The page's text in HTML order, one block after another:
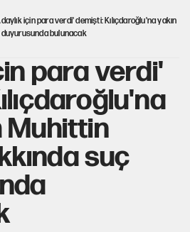
için para verdi' demişti: Kılıçdaroğlu'na yakın
bulunacak
para verdi'
Muhittin
suç